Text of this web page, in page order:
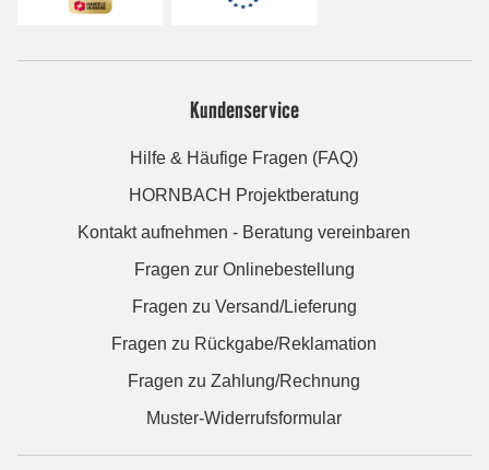
Kundenservice
Hilfe & Häufige Fragen (FAQ)
HORNBACH Projektberatung
Kontakt aufnehmen - Beratung vereinbaren
Fragen zur Onlinebestellung
Fragen zu Versand/Lieferung
Fragen zu Rückgabe/Reklamation
Fragen zu Zahlung/Rechnung
Muster-Widerrufsformular